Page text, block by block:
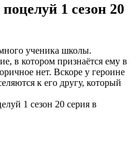
1 сезон 20
ученика школы.
в котором признаётся ему в
нет. Вскоре у героине
к его другу, который
1 сезон 20 серия в